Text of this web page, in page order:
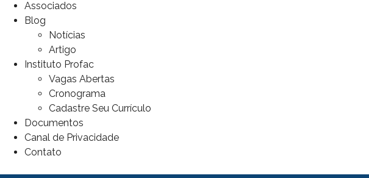
Associados
Blog
Notícias
Artigo
Instituto Profac
Vagas Abertas
Cronograma
Cadastre Seu Currículo
Documentos
Canal de Privacidade
Contato